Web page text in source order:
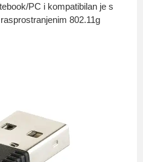
PC i kompatibilan je s
802.11g